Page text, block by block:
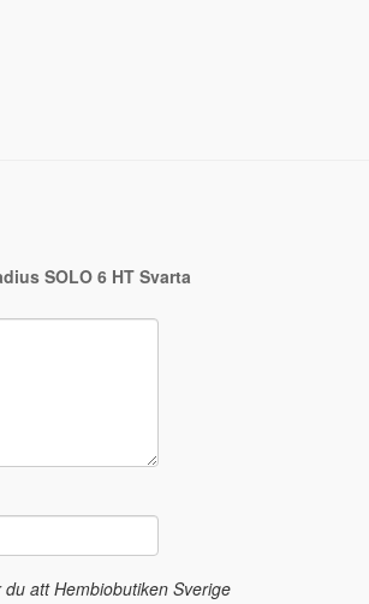
SOLO 6 HT Svarta
att Hembiobutiken Sverige